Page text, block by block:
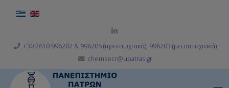
Επιλέξτε τη γλώσσα σας
+30 2610 996202 & 996205 (προπτυχιακά), 996203 (μεταπτυχιακά)
chemsecr@upatras.gr